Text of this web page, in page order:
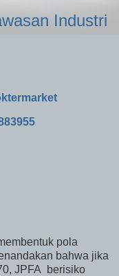
Industri
pola
bahwa jika
JPFA
berisiko